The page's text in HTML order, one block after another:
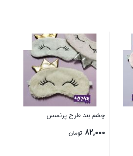
چشم بند طرح پرنسس
۸۲,۰۰۰ تومان